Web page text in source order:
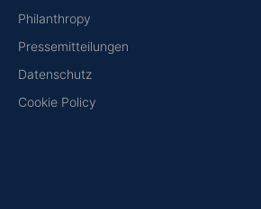
Philanthropy
Pressemitteilungen
Datenschutz
Cookie Policy